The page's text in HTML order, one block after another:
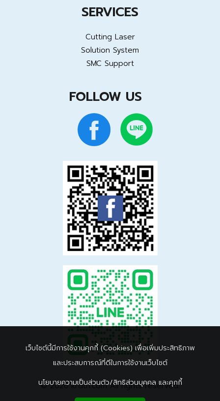
SERVICES
Cutting Laser
Solution System
SMC Support
FOLLOW US
© 2026 krdth.com All rights reserved.
เว็บไซต์นี้มีการใช้งานคุกกี้ (Cookies) เพื่อเพิ่มประสิทธิภาพ
และประสบการณ์ที่ดีในการใช้งานเว็บไซต์
นโยบายความเป็นส่วนตัว/สิทธิส่วนบุคคล และคุกกี้